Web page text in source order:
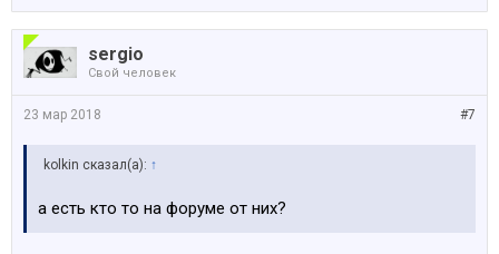
sergio
Свой человек
#7
23 мар 2018
kolkin сказал(а): ↑
а есть кто то на форуме от них?